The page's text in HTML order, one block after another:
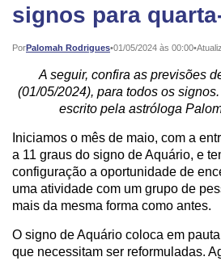
signos para
PorPalomah Rodrigues•
Publicado: 01/05/2024 às 00:00•
A seguir, confira as previsões
(01/05/2024), para todos os
escrito pela astróloga
Iniciamos o mês de maio, com a
a 11 graus do signo de Aquário, e
configuração a oportunidade de
uma atividade com um grupo de
mais da mesma forma como antes.
O signo de Aquário coloca em
que necessitam ser reformuladas.